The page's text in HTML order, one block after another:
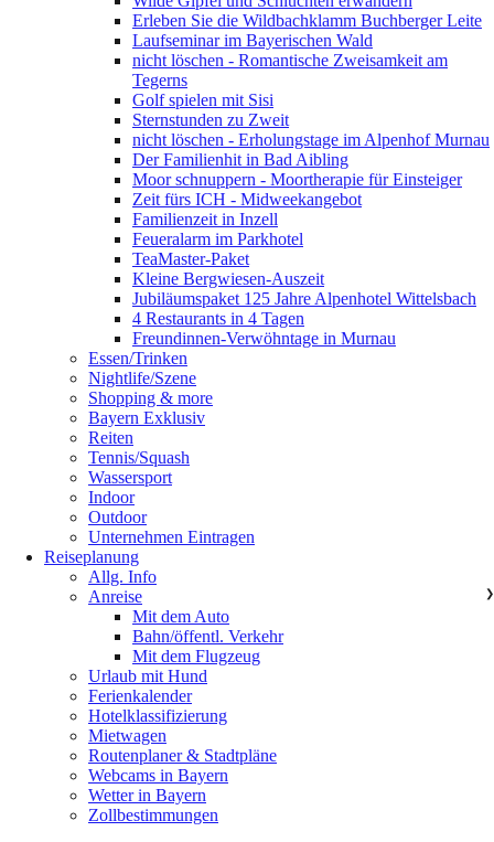
Erleben Sie die Wildbachklamm Buchberger Leite
Laufseminar im Bayerischen Wald
nicht löschen - Romantische Zweisamkeit am
Tegerns
Golf spielen mit Sisi
Sternstunden zu Zweit
nicht löschen - Erholungstage im Alpenhof Murnau
Der Familienhit in Bad Aibling
Moor schnuppern - Moortherapie für Einsteiger
Zeit fürs ICH - Midweekangebot
Familienzeit in Inzell
Feueralarm im Parkhotel
TeaMaster-Paket
Kleine Bergwiesen-Auszeit
Jubiläumspaket 125 Jahre Alpenhotel Wittelsbach
4 Restaurants in 4 Tagen
Freundinnen-Verwöhntage in Murnau
Essen/Trinken
Nightlife/Szene
Shopping & more
Bayern Exklusiv
Reiten
Tennis/Squash
Wassersport
Indoor
Outdoor
Unternehmen Eintragen
Reiseplanung
Allg. Info
Anreise
❯
Mit dem Auto
Bahn/öffentl. Verkehr
Mit dem Flugzeug
Urlaub mit Hund
Ferienkalender
Hotelklassifizierung
Mietwagen
Routenplaner & Stadtpläne
Webcams in Bayern
Wetter in Bayern
Zollbestimmungen